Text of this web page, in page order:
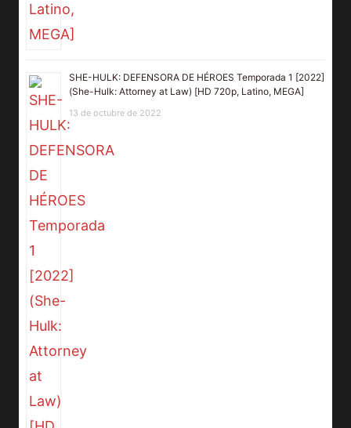
SHE-HULK: DEFENSORA DE HÉROES Temporada 1 [2022]
(She-Hulk: Attorney at Law) [HD 720p, Latino, MEGA]
13 de octubre de 2022